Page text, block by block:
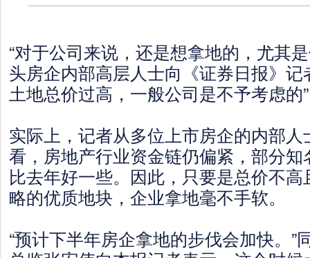
“对于公司来说，还是想拿地的，尤其
头房企内部高层人士向《证券日报》记
土地总价过高，一般公司是不予考虑的
实际上，记者从多位上市房企的内部
看，房地产行业资金链仍偏紧，部分
比去年好一些。因此，只要是总价不
略的优质地块，企业拿地毫不手软。
“预计下半年房企拿地的步伐会加快。”